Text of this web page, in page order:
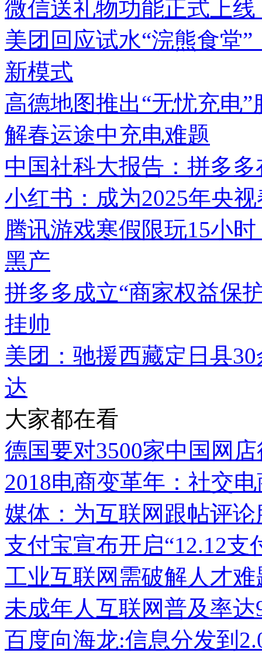
微信送礼物功能正式上
美团回应试水“浣熊食堂
新模式
高德地图推出“无忧充电
解春运途中充电难题
中国社科大报告：拼多
小红书：成为2025年央
腾讯游戏寒假限玩15小
黑产
拼多多成立“商家权益保
挂帅
美团：驰援西藏定日县
达
大家都在看
德国要对3500家中国网
2018电商变革年：社交
媒体：为互联网跟帖评
支付宝宣布开启“12.12
工业互联网需破解人才难
未成年人互联网普及率达
百度向海龙:信息分发到